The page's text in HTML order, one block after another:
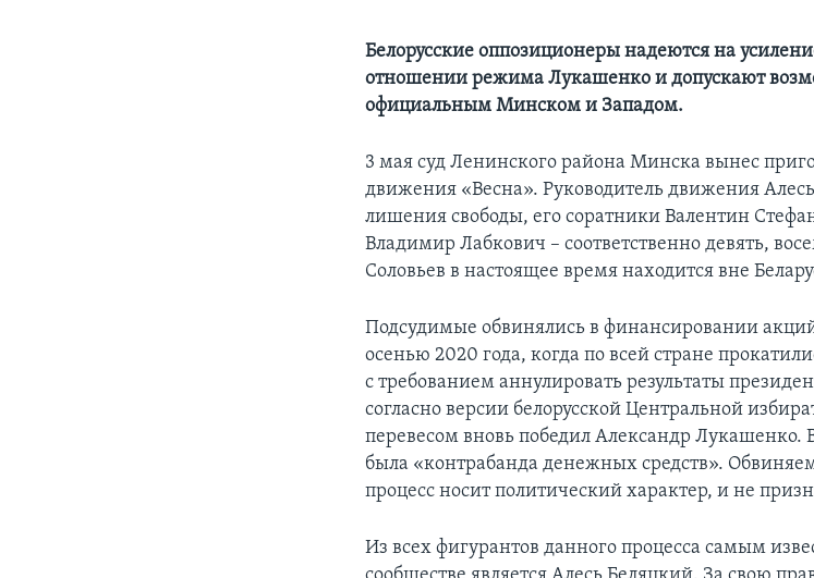
Белорусские оппозиционеры надеются на
отношении режима Лукашенко и допускают
официальным Минском и Западом.
3 мая суд Ленинского района Минска вынес
движения «Весна». Руководитель движения
лишения свободы, его соратники Валентин
Владимир Лабкович – соответственно девять,
Соловьев в настоящее время находится вне
Подсудимые обвинялись в финансировании
осенью 2020 года, когда по всей стране
с требованием аннулировать результаты
согласно версии белорусской Центральной
перевесом вновь победил Александр
была «контрабанда денежных средств».
процесс носит политический характер, и не
Из всех фигурантов данного процесса самым